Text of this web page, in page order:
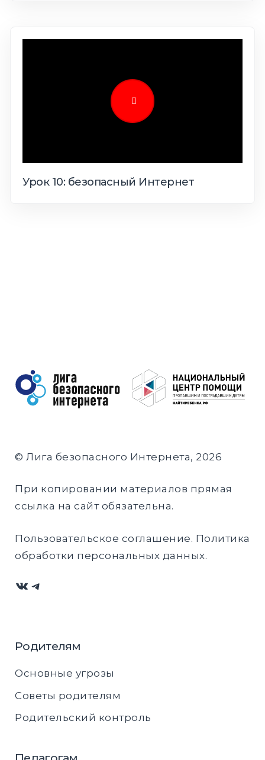
Урок 10: безопасный Интернет
© Лига безопасного Интернета, 2026
При копировании материалов прямая
ссылка на сайт обязательна.
Пользовательское соглашение. Политика
обработки персональных данных.
ВКонтакте
Telegram
Родителям
Основные угрозы
Советы родителям
Родительский контроль